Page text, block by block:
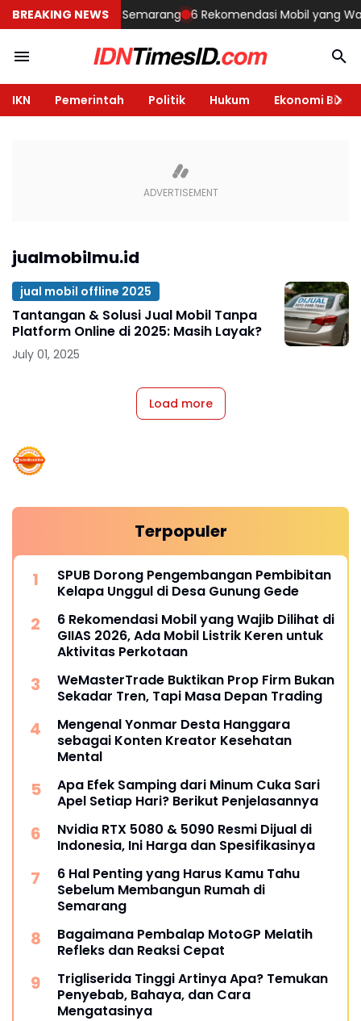
BREAKING NEWS
Rumah di Semarang 6 Rekomendasi Mobil yang
IKN Pemerintah Politik Hukum Ekonomi Bisnis
jualmobilmu.id
jual mobil offline 2025
Tantangan & Solusi Jual Mobil Tanpa
Platform Online di 2025: Masih Layak?
July 01, 2025
Load more
Terpopuler
SPUB Dorong Pengembangan Pembibitan
Kelapa Unggul di Desa Gunung Gede
6 Rekomendasi Mobil yang Wajib Dilihat di
GIIAS 2026, Ada Mobil Listrik Keren untuk
Aktivitas Perkotaan
WeMasterTrade Buktikan Prop Firm Bukan
Sekadar Tren, Tapi Masa Depan Trading
Mengenal Yonmar Desta Hanggara
sebagai Konten Kreator Kesehatan
Mental
Apa Efek Samping dari Minum Cuka Sari
Apel Setiap Hari? Berikut Penjelasannya
Nvidia RTX 5080 & 5090 Resmi Dijual di
Indonesia, Ini Harga dan Spesifikasinya
6 Hal Penting yang Harus Kamu Tahu
Sebelum Membangun Rumah di
Semarang
Bagaimana Pembalap MotoGP Melatih
Refleks dan Reaksi Cepat
Trigliserida Tinggi Artinya Apa? Temukan
Penyebab, Bahaya, dan Cara
Mengatasinya